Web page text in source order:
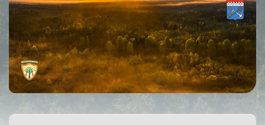
Республика Адыгея
Республика Алтай